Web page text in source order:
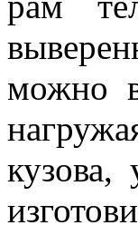
можно
кузова,